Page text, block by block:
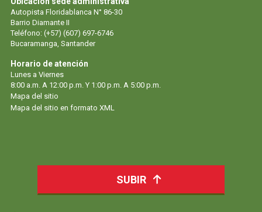
Autopista Floridablanca N° 86-30
Barrio Diamante II
Teléfono: (+57) (607) 697-6746
Bucaramanga, Santander
Horario de atención
Lunes a Viernes
8:00 a.m. A 12:00 p.m. Y 1:00 p.m. A 5:00 p.m.
Mapa del sitio
Mapa del sitio en formato XML
SUBIR